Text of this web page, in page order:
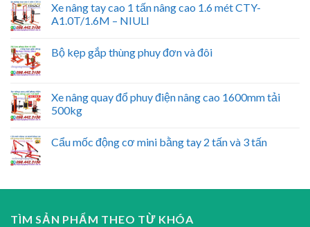
Xe nâng tay cao 1 tấn nâng cao 1.6 mét CTY-
A1.0T/1.6M – NIULI
Bộ kẹp gắp thùng phuy đơn và đôi
Xe nâng quay đổ phuy điện nâng cao 1600mm tải
500kg
Cẩu mốc động cơ mini bằng tay 2 tấn và 3 tấn
TÌM SẢN PHẨM THEO TỪ KHÓA